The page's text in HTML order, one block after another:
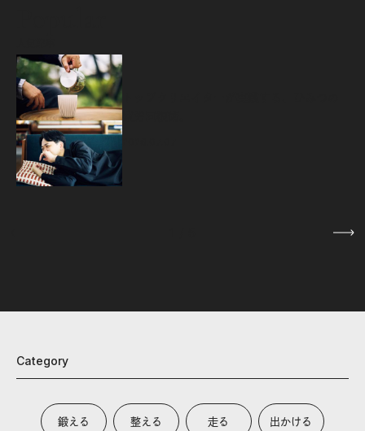
Category
鍛える 整える 走る 出かける